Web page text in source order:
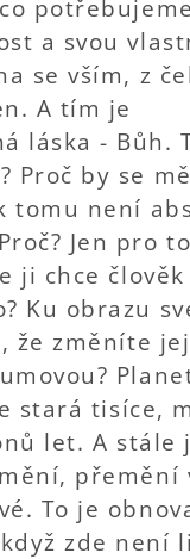
a svou
se vším, z
A tím je
láska - Bůh.
Proč by se
tomu není
Jen pro
ji chce
Ku obrazu
že změníte
stará tisíce,
let. A stále
přemění
To je
zde není